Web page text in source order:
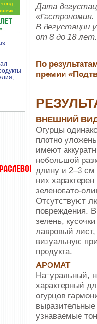
Дата
«Гастрономия.
В дегустации
от 8 до 18 лет.
По
премии
ВНЕШНИЙ
Огурцы
плотно
имеют
небольшой
длину и 2–3
них
зеленовато-
Отсутствуют
повреждения. В
зелень,
лавровый лист,
визуальную
продукта.
АРОМАТ
Натуральный,
характерный
огурцов
выразительные
узнаваемые